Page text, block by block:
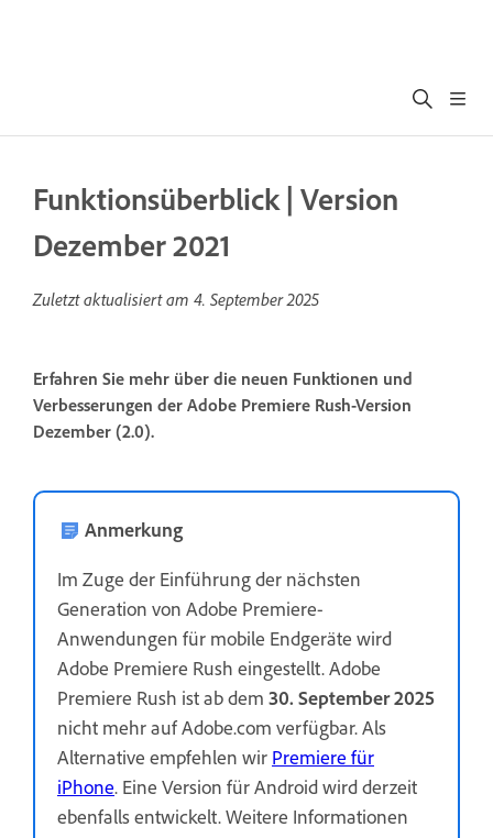
Funktionsüberblick | Version
Dezember 2021
Zuletzt aktualisiert am 4. September 2025
Erfahren Sie mehr über die neuen Funktionen und
Verbesserungen der Adobe Premiere Rush-Version
Dezember (2.0).
Anmerkung
Im Zuge der Einführung der nächsten
Generation von Adobe Premiere-
Anwendungen für mobile Endgeräte wird
Adobe Premiere Rush eingestellt. Adobe
Premiere Rush ist ab dem 30. September 2025
nicht mehr auf Adobe.com verfügbar. Als
Alternative empfehlen wir Premiere für
iPhone. Eine Version für Android wird derzeit
ebenfalls entwickelt. Weitere Informationen